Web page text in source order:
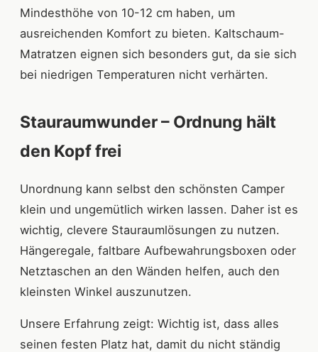
Mindesthöhe von 10-12 cm haben, um
ausreichenden Komfort zu bieten. Kaltschaum-
Matratzen eignen sich besonders gut, da sie sich
bei niedrigen Temperaturen nicht verhärten.
Stauraumwunder – Ordnung hält
den Kopf frei
Unordnung kann selbst den schönsten Camper
klein und ungemütlich wirken lassen. Daher ist es
wichtig, clevere Stauraumlösungen zu nutzen.
Hängeregale, faltbare Aufbewahrungsboxen oder
Netztaschen an den Wänden helfen, auch den
kleinsten Winkel auszunutzen.
Unsere Erfahrung zeigt: Wichtig ist, dass alles
seinen festen Platz hat, damit du nicht ständig